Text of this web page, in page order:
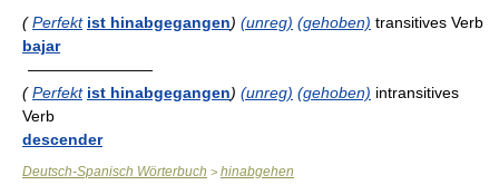
( Perfekt ist hinabgegangen) (unreg) (gehoben) transitives Verb
bajar
————————
( Perfekt ist hinabgegangen) (unreg) (gehoben) intransitives
Verb
descender
Deutsch-Spanisch Wörterbuch > hinabgehen